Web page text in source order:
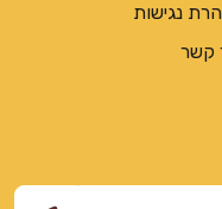
נגישות
קשר